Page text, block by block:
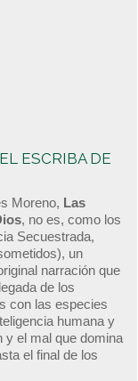
ESCRIBA DE
Moreno, Las
, no es, como los
Secuestrada,
un
narración que
de los
con las especies
humana y
y el mal que domina
el final de los